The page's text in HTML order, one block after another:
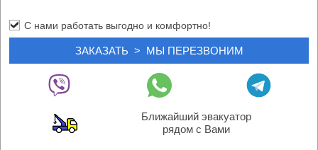
С нами работать выгодно и комфортно!
Ближайший эвакуатор
рядом с Вами